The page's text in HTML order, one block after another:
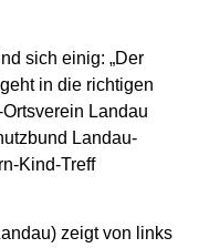
sich einig: „Der
in die richtigen
Landau
Landau-
Kind-Treff
zeigt von links